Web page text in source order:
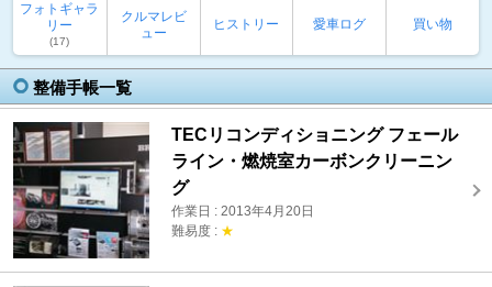
フォトギャラ
リー
(17)
クルマレビ
ュー
ヒストリー 愛車ログ 買い物
整備手帳一覧
TECリコンディショニング フェール
ライン・燃焼室カーボンクリーニン
グ
作業日 : 2013年4月20日
難易度 : ★